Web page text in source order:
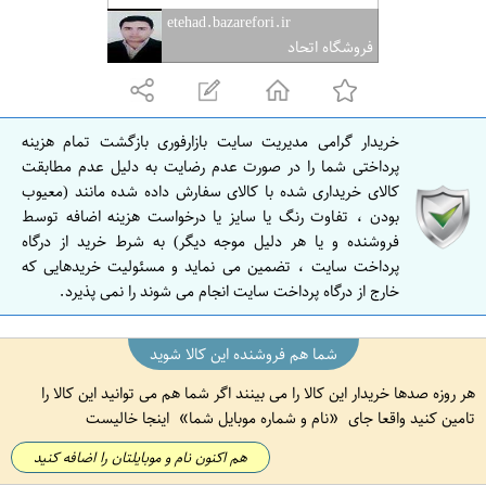
ن
ا
ص
ف
ه
ا
ن
etehad.bazarefori.ir
فروشگاه اتحاد
خریدار گرامی مدیریت سایت بازارفوری بازگشت تمام هزینه
پرداختی شما را در صورت عدم رضایت به دلیل عدم مطابقت
کالای خریداری شده با کالای سفارش داده شده مانند (معیوب
بودن ، تفاوت رنگ یا سایز یا درخواست هزینه اضافه توسط
فروشنده و یا هر دلیل موجه دیگر) به شرط خرید از درگاه
پرداخت سایت ، تضمین می نماید و مسئولیت خریدهایی که
خارج از درگاه پرداخت سایت انجام می شوند را نمی پذیرد.
شما هم فروشنده این کالا شوید
هر روزه صدها خریدار این کالا را می بینند اگر شما هم می توانید این کالا را
تامین کنید واقعا جای
نام و شماره موبایل شما اینجا خالیست
هم اکنون نام و موبایلتان را اضافه کنید